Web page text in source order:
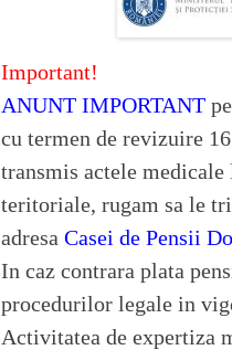
Important!
ANUNT IMPORTANT
cu termen de revizuire
transmis actele
teritoriale, rugam sa le
adresaCasei de Pensii
In caz contrara plata
procedurilor legale in
Activitatea de expertiza